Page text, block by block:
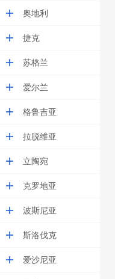
奥地利
捷克
苏格兰
爱尔兰
格鲁吉亚
拉脱维亚
立陶宛
克罗地亚
波斯尼亚
斯洛伐克
爱沙尼亚